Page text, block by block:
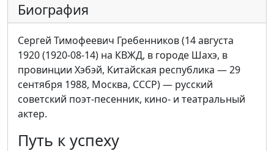
Биография
Сергей Тимофеевич Гребенников (14 августа
1920 (1920-08-14) на КВЖД, в городе Шахэ, в
провинции Хэбэй, Китайская республика — 29
сентября 1988, Москва, СССР) — русский
советский поэт-песенник, кино- и театральный
актер.
Путь к успеху